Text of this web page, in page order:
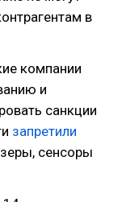
в
компании
и
санкции
запретили
сенсоры